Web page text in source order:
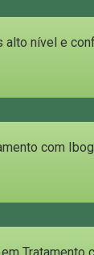
alto nível e
com
Tratamento